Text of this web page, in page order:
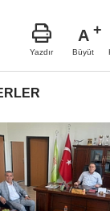
Yazdır
A
Büyüt